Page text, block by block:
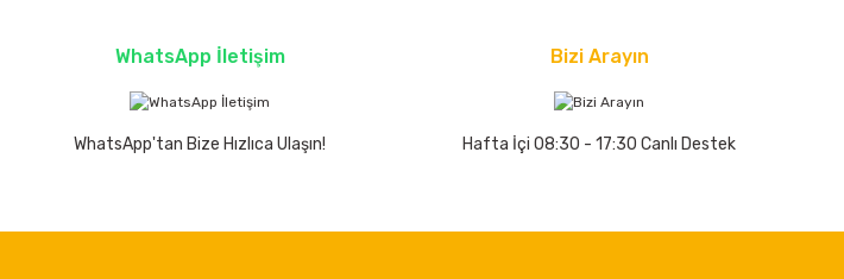
WhatsApp İletişim
WhatsApp'tan Bize Hızlıca Ulaşın!
Bizi Arayın
Hafta İçi 08:30 - 17:30 Canlı Destek